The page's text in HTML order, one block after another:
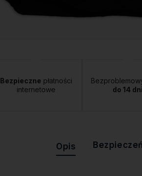
Bezpieczne płatności
internetowe
do 14 dni
Opis